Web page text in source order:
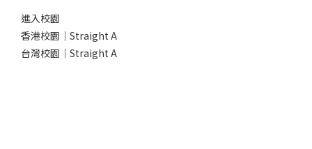
進入校園
香港校園｜Straight A
台灣校園｜Straight A